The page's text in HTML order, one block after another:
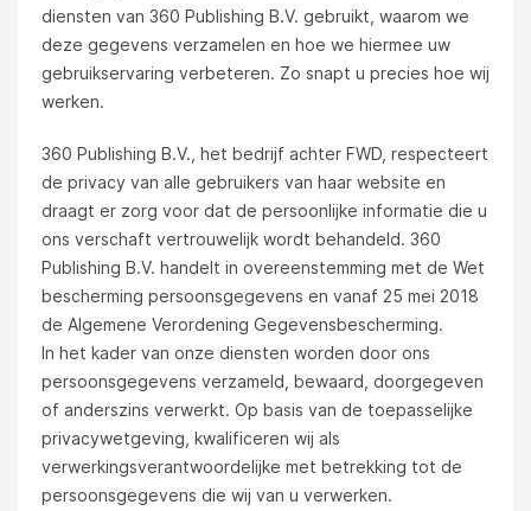
diensten van 360 Publishing B.V. gebruikt, waarom we
deze gegevens verzamelen en hoe we hiermee uw
gebruikservaring verbeteren. Zo snapt u precies hoe wij
werken.
360 Publishing B.V., het bedrijf achter FWD, respecteert
de privacy van alle gebruikers van haar website en
draagt er zorg voor dat de persoonlijke informatie die u
ons verschaft vertrouwelijk wordt behandeld. 360
Publishing B.V. handelt in overeenstemming met de Wet
bescherming persoonsgegevens en vanaf 25 mei 2018
de Algemene Verordening Gegevensbescherming.
In het kader van onze diensten worden door ons
persoonsgegevens verzameld, bewaard, doorgegeven
of anderszins verwerkt. Op basis van de toepasselijke
privacywetgeving, kwalificeren wij als
verwerkingsverantwoordelijke met betrekking tot de
persoonsgegevens die wij van u verwerken.